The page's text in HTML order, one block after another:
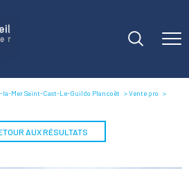
Mer Saint-Cast-Le-Guildo Plancoët
Vente pro
AUX RÉSULTATS